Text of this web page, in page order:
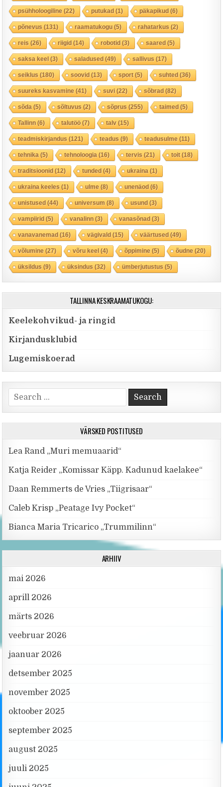
psühholoogiline (22) putukad(1) päkapikud(6)
põnevus (131) raamatukogu(5) rahatarkus (2)
reis (26) riigid(14) robotid(3) saared(5)
saksa keel(3) saladused(49) sallivus (17)
seiklus (180) soovid(13) sport(5) suhted(36)
suureks kasvamine (41) suvi(22) sõbrad(82)
sõda (5) sõltuvus (2) sõprus (255) taimed(5)
Tallinn(6) talutöö(7) talv(15)
teadmiskirjandus (121) teadus (9) teadusulme (11)
tehnika (5) tehnoloogia (16) tervis (21) toit(18)
traditsioonid(12) tunded(4) ukraina (1)
ukraina keeles (1) ulme (8) unenäod(6)
unistused(44) universum (8) usund(3)
vampiirid(5) vanalinn(3) vanasõnad(3)
vanavanemad(16) vägivald(15) väärtused(49)
võlumine (27) võru keel(4) õppimine (5) õudne (20)
üksildus (9) üksindus (32) ümberjutustus (5)
TALLINNA KESKRAAMATUKOGU:
Keelekohvikud- ja ringid
Kirjandusklubid
Lugemiskoerad
Search for:
VÄRSKED POSTITUSED
Lea Rand „Muri memuaarid“
Katja Reider „Komissar Käpp. Kadunud kaelakee“
Daan Remmerts de Vries „Tiigrisaar“
Caleb Krisp „Peatage Ivy Pocket“
Bianca Maria Tricarico „Trummilinn“
ARHIIV
mai 2026
aprill 2026
märts 2026
veebruar 2026
jaanuar 2026
detsember 2025
november 2025
oktoober 2025
september 2025
august 2025
juuli 2025